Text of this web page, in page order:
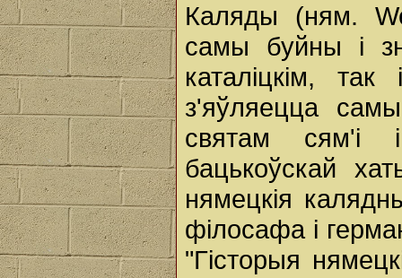
Каляды (ням.
самы буйны і
каталіцкім,
з'яўляецца
святам сям'і
бацькоўскай
нямецкія
філосафа і
"Гісторыя